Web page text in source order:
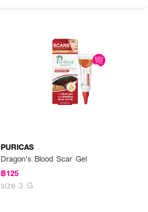
PURICAS
Dragon's Blood Scar Gel
฿125
size 3 G